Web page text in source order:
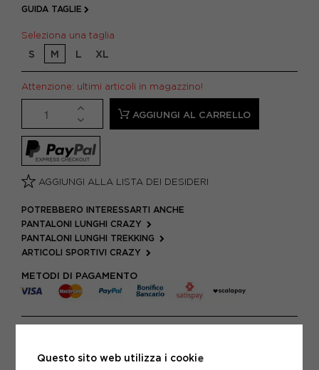
GUIDA TAGLIE
Seleziona una taglia
S M L XL
Attenzione: ultimi articoli in magazzino!
AGGIUNGI AL CARRELLO
AGGIUNGI ALLA LISTA DEI DESIDERI
POTREBBERO INTERESSARTI ANCHE
PANTALONI LUNGHI CRAZY
PANTALONI LUNGHI TREKKING
ARTICOLI SPORTIVI CRAZY
METODI DI PAGAMENTO
SCHEDA TECNICA
Questo sito web utilizza i cookie